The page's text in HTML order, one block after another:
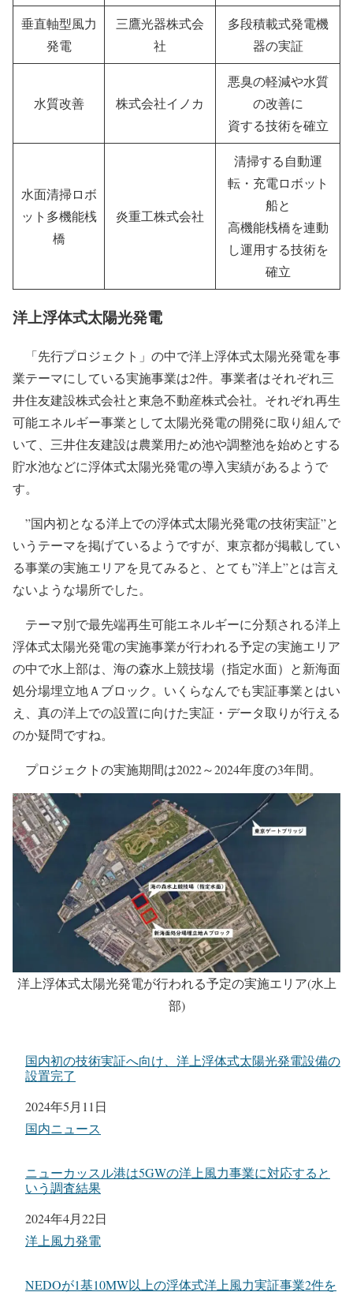
垂直軸型風力
発電
三鷹光器株式会
社
多段積載式発電機
器の実証
水質改善 株式会社イノカ
悪臭の軽減や水質
の改善に
資する技術を確立
水面清掃ロボ
ット多機能桟
橋
炎重工株式会社
清掃する自動運
転・充電ロボット
船と
高機能桟橋を連動
し運用する技術を
確立
洋上浮体式太陽光発電
「先行プロジェクト」の中で洋上浮体式太陽光発電を事
業テーマにしている実施事業は2件。事業者はそれぞれ三
井住友建設株式会社と東急不動産株式会社。それぞれ再生
可能エネルギー事業として太陽光発電の開発に取り組んで
いて、三井住友建設は農業用ため池や調整池を始めとする
貯水池などに浮体式太陽光発電の導入実績があるようで
す。
”国内初となる洋上での浮体式太陽光発電の技術実証”と
いうテーマを掲げているようですが、東京都が掲載してい
る事業の実施エリアを見てみると、とても”洋上”とは言え
ないような場所でした。
テーマ別で最先端再生可能エネルギーに分類される洋上
浮体式太陽光発電の実施事業が行われる予定の実施エリア
の中で水上部は、海の森水上競技場（指定水面）と新海面
処分場埋立地Ａブロック。いくらなんでも実証事業とはい
え、真の洋上での設置に向けた実証・データ取りが行える
のか疑問ですね。
プロジェクトの実施期間は2022～2024年度の3年間。
洋上浮体式太陽光発電が行われる予定の実施エリア(水上
部)
国内初の技術実証へ向け、洋上浮体式太陽光発電設備の
設置完了
日付
2024年5月11日
関連理由
国内ニュース
ニューカッスル港は5GWの洋上風力事業に対応すると
いう調査結果
日付
2024年4月22日
関連理由
洋上風力発電
NEDOが1基10MW以上の浮体式洋上風力実証事業2件を